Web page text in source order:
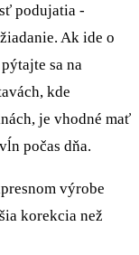
podujatia -
Ak ide o
sa na
kde
je vhodné mať
počas dňa.
výrobe
korekcia než